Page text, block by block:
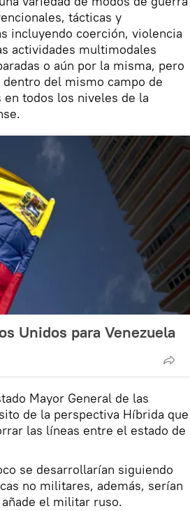
tácticas y
incluyendo coerción, violencia
actividades multimodales
o aún por la misma, pero
del mismo campo de
todos los niveles de la
Unidos para Venezuela
Mayor General de las
de la perspectiva Híbrida que
las líneas entre el estado de
se desarrollarían siguiendo
no militares, además, serían
el militar ruso.